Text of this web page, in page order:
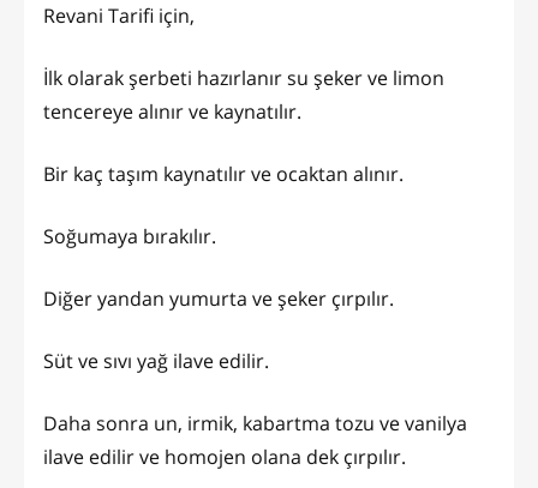
Revani Tarifi için,
İlk olarak şerbeti hazırlanır su şeker ve limon
tencereye alınır ve kaynatılır.
Bir kaç taşım kaynatılır ve ocaktan alınır.
Soğumaya bırakılır.
Diğer yandan yumurta ve şeker çırpılır.
Süt ve sıvı yağ ilave edilir.
Daha sonra un, irmik, kabartma tozu ve vanilya
ilave edilir ve homojen olana dek çırpılır.